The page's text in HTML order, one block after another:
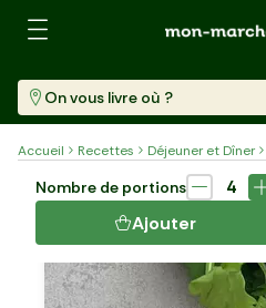
Recherche
On vous livre où ?
Accueil Recettes Déjeuner et Dîner
LE DAHL DE LENTILLES CORAIL
Nombre de portions
4
Ajouter